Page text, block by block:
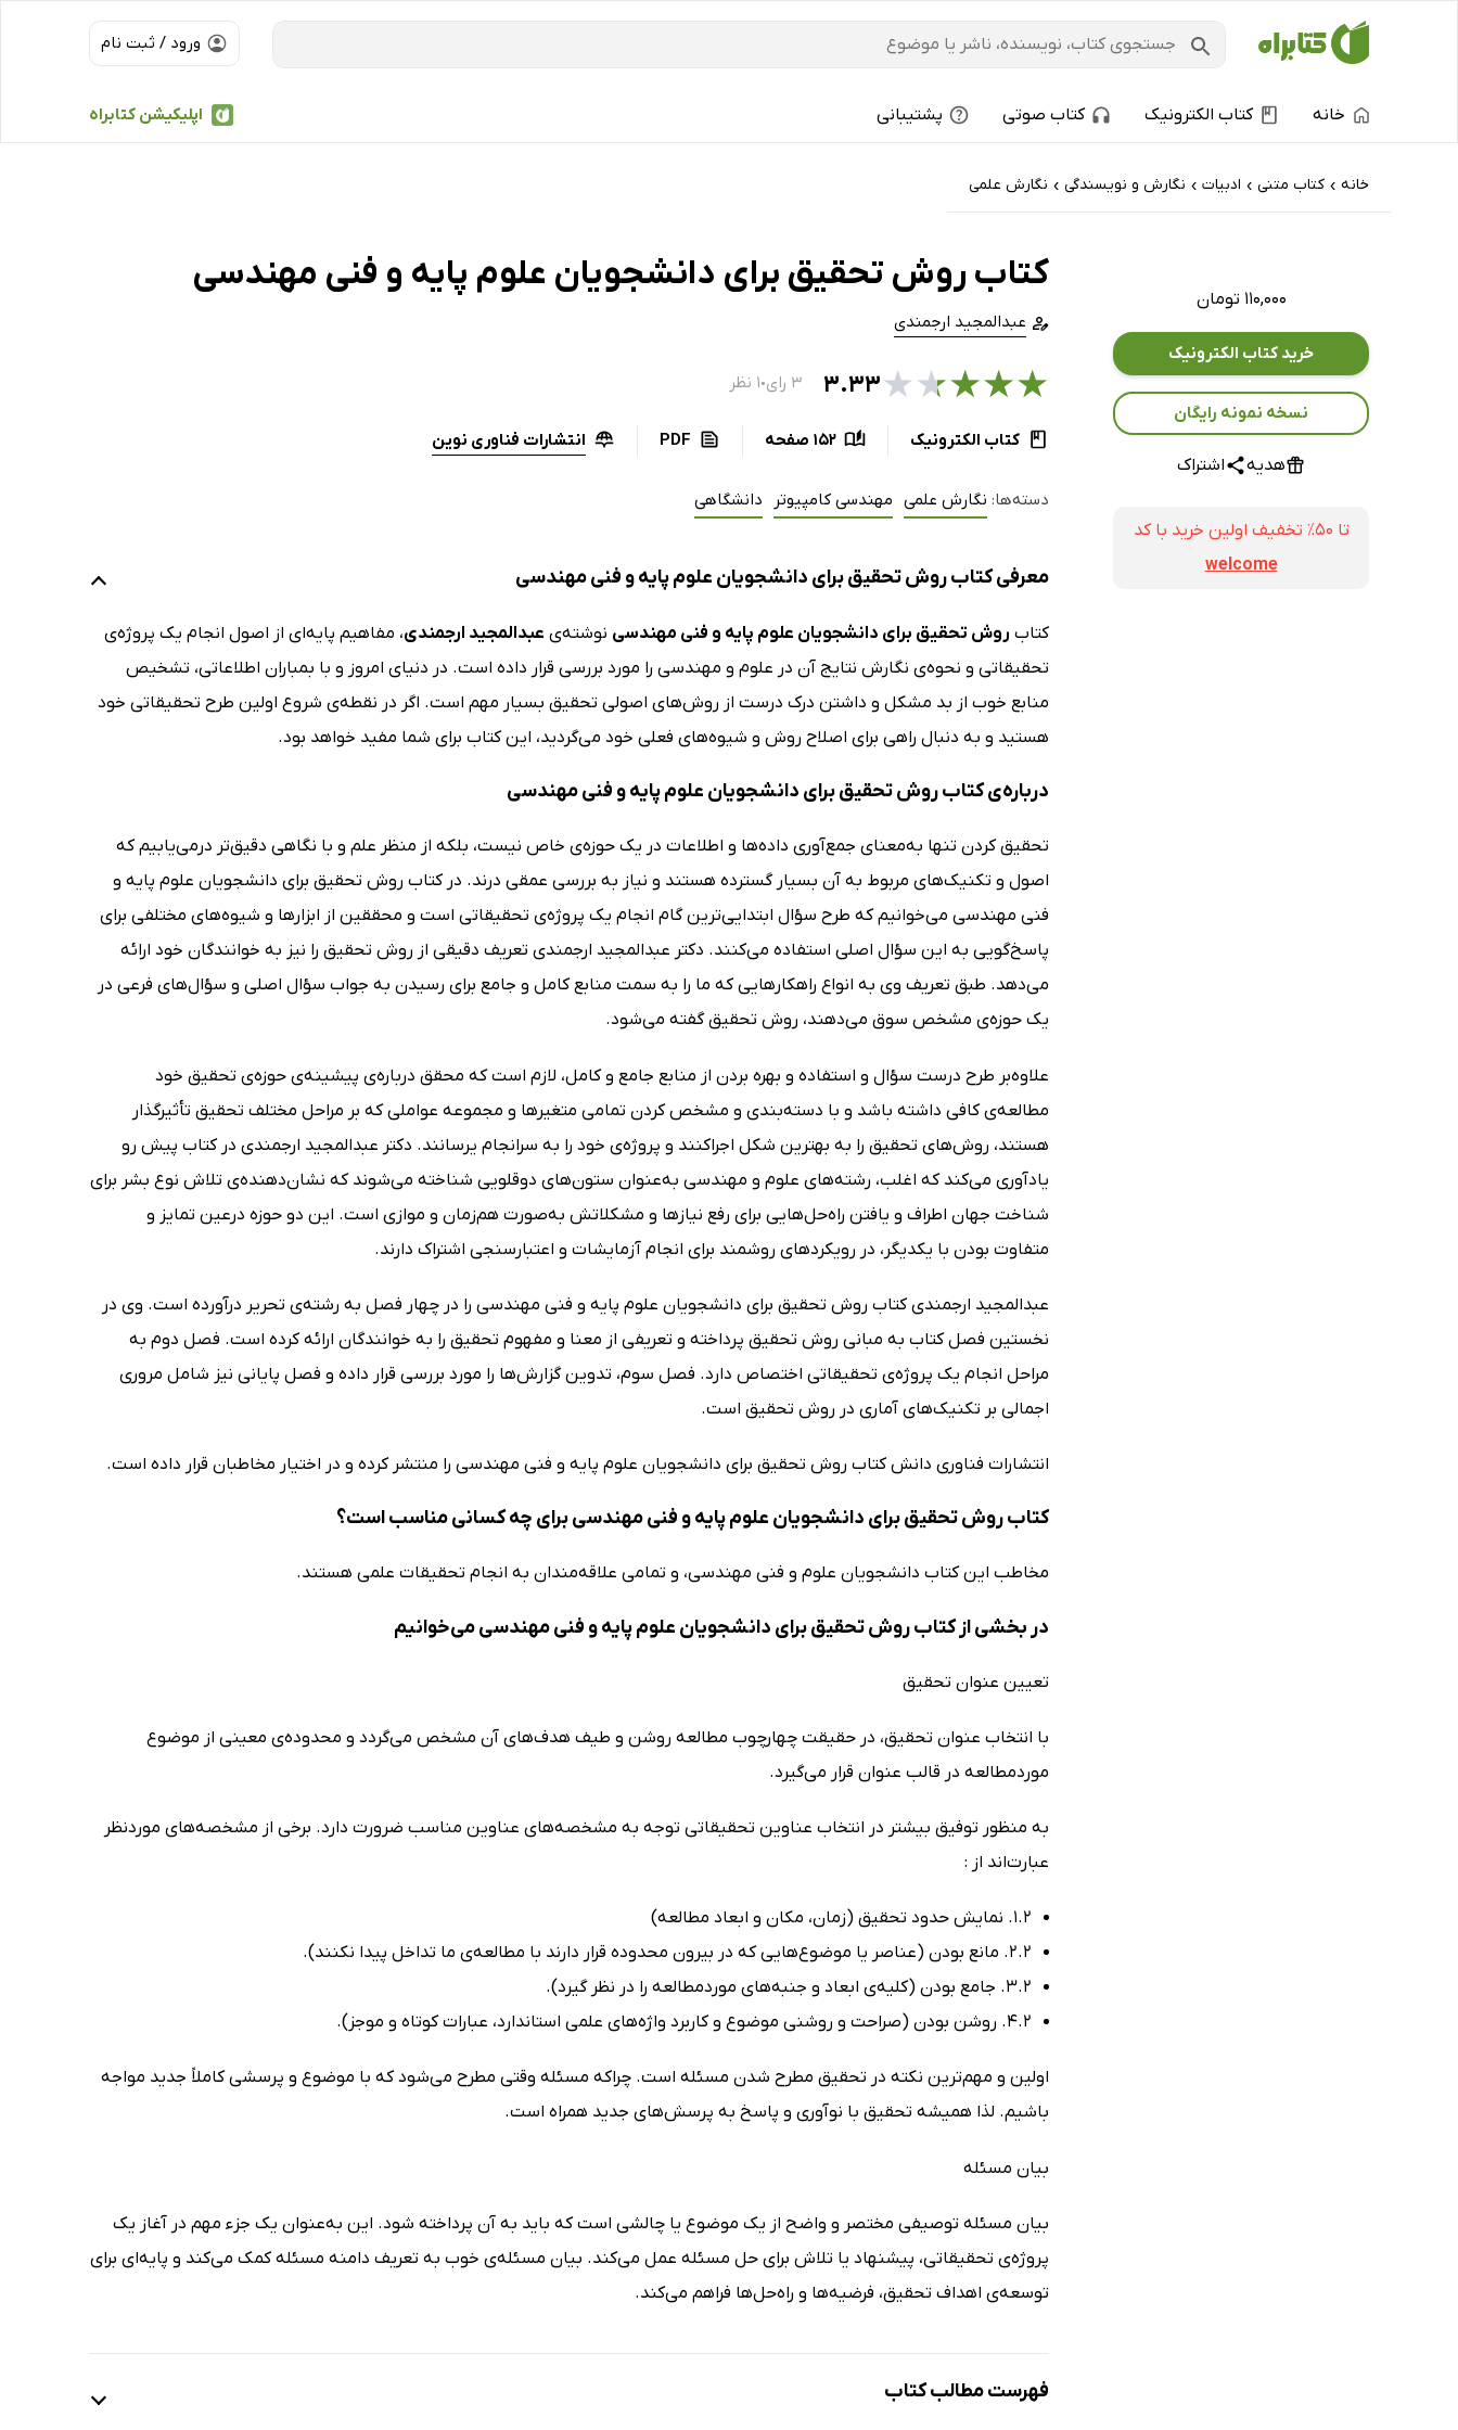
ورود / ثبت نام
اپلیکیشن کتابراه خانه کتاب الکترونیک کتاب صوتی پشتیبانی
خانه › کتاب‌ متنی › ادبیات › نگارش و نویسندگی › نگارش علمی
۱۱۰,۰۰۰ تومان
خرید کتاب الکترونیک
نسخه نمونه رایگان
هدیه اشتراک
تا ۵۰٪ تخفیف اولین خرید با کد
welcome
کتاب روش تحقیق برای دانشجویان علوم پایه و فنی مهندسی
عبدالمجید ارجمندی
★
★
★
★
★۳.۳۳ ۳ رای ● ۱ نظر
کتاب الکترونیک 152 صفحه PDF انتشارات فناوری نوین
دسته‌ها: نگارش علمی مهندسی کامپیوتر دانشگاهی
معرفی کتاب روش تحقیق برای دانشجویان علوم پایه و فنی مهندسی
کتاب روش تحقیق برای دانشجویان علوم پایه و فنی مهندسی نوشته‌ی عبدالمجید ارجمندی، مفاهیم پایه‌ای از اصول انجام یک پروژه‌ی
تحقیقاتی و نحوه‌ی نگارش نتایج آن در علوم و مهندسی را مورد بررسی قرار داده است. در دنیای امروز و با بمباران اطلاعاتی، تشخیص
منابع خوب از بد مشکل و داشتن درک درست از روش‌های اصولی تحقیق بسیار مهم است. اگر در نقطه‌ی شروع اولین طرح تحقیقاتی خود
هستید و به دنبال راهی برای اصلاح روش و شیوه‌های فعلی خود می‌گردید، این کتاب برای شما مفید خواهد بود.
درباره‌ی کتاب روش تحقیق برای دانشجویان علوم پایه و فنی مهندسی
تحقیق کردن تنها به‌معنای جمع‌آوری داده‌ها و اطلاعات در یک حوزه‌ی خاص نیست، بلکه از منظر علم و با نگاهی دقیق‌تر درمی‌یابیم که
اصول و تکنیک‌های مربوط به آن بسیار گسترده هستند و نیاز به بررسی عمقی درند. در کتاب روش تحقیق برای دانشجویان علوم پایه و
فنی مهندسی می‌خوانیم که طرح سؤال ابتدایی‌ترین گام انجام یک پروژه‌ی تحقیقاتی است و محققین از ابزارها و شیوه‌های مختلفی برای
پاسخ‌گویی به این سؤال اصلی استفاده می‌کنند. دکتر عبدالمجید ارجمندی تعریف دقیقی از روش تحقیق را نیز به خوانندگان خود ارائه
می‌دهد. طبق تعریف وی به انواع راهکارهایی که ما را به سمت منابع کامل و جامع برای رسیدن به جواب سؤال اصلی و سؤال‌های فرعی در
یک حوزه‌ی مشخص سوق می‌دهند، روش تحقیق گفته می‌شود.
علاوه‌بر طرح درست سؤال و استفاده و بهره بردن از منابع جامع و کامل، لازم است که محقق درباره‌ی پیشینه‌ی حوزه‌ی تحقیق خود
مطالعه‌ی کافی داشته باشد و با دسته‌بندی و مشخص کردن تمامی متغیرها و مجموعه عواملی که بر مراحل مختلف تحقیق تأثیرگذار
هستند، روش‌های تحقیق را به بهترین شکل اجراکنند و پروژه‌ی خود را به سرانجام یرسانند. دکتر عبدالمجید ارجمندی در کتاب پیش رو
یادآوری می‌کند که اغلب، رشته‌های علوم و مهندسی به‌عنوان ستون‌های دوقلویی شناخته می‌شوند که نشان‌دهنده‌ی تلاش نوع بشر برای
شناخت جهان اطراف و یافتن راه‌حل‌هایی برای رفع نیازها و مشکلاتش به‌صورت هم‌زمان و موازی است. این دو حوزه درعین تمایز و
متفاوت بودن با یکدیگر، در رویکردهای روشمند برای انجام آزمایشات و اعتبارسنجی اشتراک دارند.
عبدالمجید ارجمندی کتاب روش تحقیق برای دانشجویان علوم پایه و فنی مهندسی را در چهار فصل به رشته‌ی تحریر درآورده است. وی در
نخستین فصل کتاب به مبانی روش تحقیق پرداخته و تعریفی از معنا و مفهوم تحقیق را به خوانندگان ارائه کرده است. فصل دوم به
مراحل انجام یک پروژه‌ی تحقیقاتی اختصاص دارد. فصل سوم، تدوین گزارش‌ها را مورد بررسی قرار داده و فصل پایانی نیز شامل مروری
اجمالی بر تکنیک‌های آماری در روش تحقیق است.
انتشارات فناوری دانش کتاب روش تحقیق برای دانشجویان علوم پایه و فنی مهندسی را منتشر کرده و در اختیار مخاطبان قرار داده است.
کتاب روش تحقیق برای دانشجویان علوم پایه و فنی مهندسی برای چه کسانی مناسب است؟
مخاطب این کتاب دانشجویان علوم و فنی مهندسی، و تمامی علاقه‌مندان به انجام تحقیقات علمی هستند.
در بخشی از کتاب روش تحقیق برای دانشجویان علوم پایه و فنی مهندسی می‌خوانیم
تعیین عنوان تحقیق
با انتخاب عنوان تحقیق، در حقیقت چهارچوب مطالعه روشن و طیف هدف‌های آن مشخص می‌گردد و محدودە‌ی معینی از موضوع
موردمطالعه در قالب عنوان قرار می‌گیرد.
به منظور توفیق بیشتر در انتخاب عناوین تحقیقاتی توجه به مشخصه‌های عناوین مناسب ضرورت دارد. برخی از مشخصه‌های موردنظر
عبارت‌اند از :
1.2. نمایش حدود تحقیق (زمان، مکان و ابعاد مطالعه)
2.2. مانع بودن (عناصر یا موضوع‌هایی که در بیرون محدوده قرار دارند با مطالعه‌ی ما تداخل پیدا نکنند).
3.2. جامع بودن (کلیه‌ی ابعاد و جنبه‌های موردمطالعه را در نظر گیرد).
4.2. روشن بودن (صراحت و روشنی موضوع و کاربرد واژه‌های علمی استاندارد، عبارات کوتاه و موجز).
اولین و مهم‌ترین نکته در تحقیق مطرح شدن مسئله است. چراکه مسئله وقتی مطرح می‌شود که با موضوع و پرسشی کاملاً جدید مواجه
باشیم. لذا همیشه تحقیق با نوآوری و پاسخ به پرسش‌های جدید همراه است.
بیان مسئله
بیان مسئله توصیفی مختصر و واضح از یک موضوع یا چالشی است که باید به آن پرداخته شود. این به‌عنوان یک جزء مهم در آغاز یک
پروژه‌ی تحقیقاتی، پیشنهاد یا تلاش برای حل مسئله عمل می‌کند. بیان مسئله‌ی خوب به تعریف دامنه مسئله کمک می‌کند و پایه‌ای برای
توسعه‌ی اهداف تحقیق، فرضیه‌ها و راه‌حل‌ها فراهم می‌کند.
فهرست مطالب کتاب